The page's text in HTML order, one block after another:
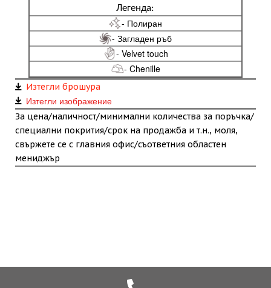
Легенда:
- Полиран
- Загладен ръб
- Velvet touch
- Chenille
Изтегли брошура
Изтегли изображение
За цена/наличност/минимални количества за поръчка/
специални покрития/срок на продажба и т.н., моля,
свържете се с главния офис/съответния областен
мениджър